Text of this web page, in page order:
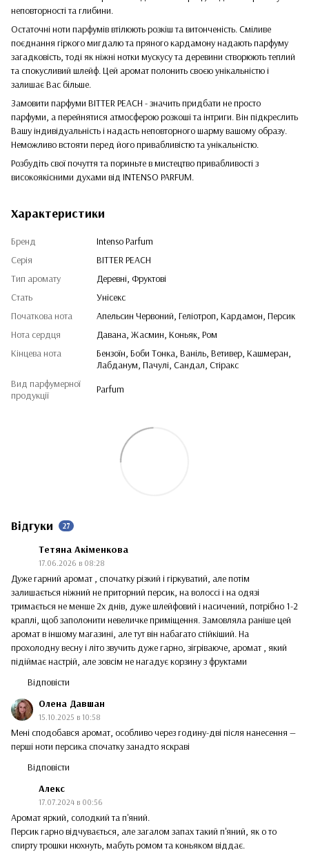
неповторності та глибини.
Остаточні ноти парфумів втілюють розкіш та витонченість. Сміливе
поєднання гіркого мигдалю та пряного кардамону надають парфуму
загадковість, тоді як ніжні нотки мускусу та деревини створюють теплий
та спокусливий шлейф. Цей аромат полонить своєю унікальністю і
залишає Вас більше.
Замовити парфуми BITTER PEACH - значить придбати не просто
парфуми, а перейнятися атмосферою розкоші та інтриги. Він підкреслить
Вашу індивідуальність і надасть неповторного шарму вашому образу.
Неможливо встояти перед його привабливістю та унікальністю.
Розбудіть свої почуття та пориньте в мистецтво привабливості з
високоякісними духами від INTENSO PARFUM.
Характеристики
Бренд
Intenso Parfum
Серія
BITTER PEACH
Тип аромату
Деревні, Фруктові
Стать
Унісекс
Початкова нота
Апельсин Червоний, Геліотроп, Кардамон, Персик
Нота сердця
Давана, Жасмин, Коньяк, Ром
Кінцева нота
Бензоїн, Боби Тонка, Ваніль, Ветивер, Кашмеран,
Лабданум, Пачулі, Сандал, Стіракс
Вид парфумерної
продукції
Parfum
Відгуки 27
Тетяна Акіменкова
17.06.2026 в 08:28
Дуже гарний аромат , спочатку різкий і гіркуватий, але потім
залишається ніжний не приторний персик, на волоссі і на одязі
тримається не менше 2х днів, дуже шлейфовий і насичений, потрібно 1-2
краплі, щоб заполонити невеличке приміщення. Замовляла раніше цей
аромат в іншому магазині, але тут він набагато стійкіший. На
прохолодну весну і літо звучить дуже гарно, зігріваюче, аромат , який
підіймає настрій, але зовсім не нагадує корзину з фруктами
Відповісти
Олена Давшан
15.10.2025 в 10:58
Мені сподобався аромат, особливо через годину-дві після нанесення —
перші ноти персика спочатку занадто яскраві
Відповісти
Алекс
17.07.2024 в 00:56
Аромат яркий, солодкий та п'яний.
Персик гарно відчувається, але загалом запах такий п'яний, як о то
спирту трошки нюхнуть, мабуть ромом та коньяком віддає.